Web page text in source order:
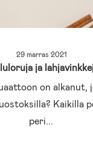
29 marras 2021
ja
on alkanut,
Kaikilla
peri...